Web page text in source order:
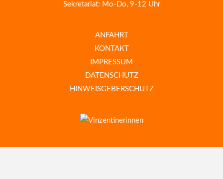
Sekretariat: Mo-Do, 9-12 Uhr
ANFAHRT
KONTAKT
IMPRESSUM
DATENSCHUTZ
HINWEISGEBERSCHUTZ